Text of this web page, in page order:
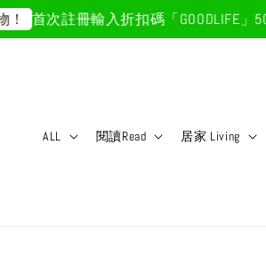
首次註冊輸入折扣碼「GOODLIFE」50元
ALL 閱讀Read 居家 Living